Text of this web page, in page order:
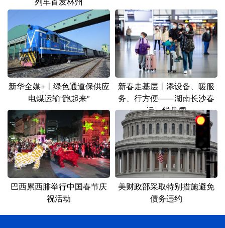
新华全媒+丨绿色通道保供应
电煤运输“跑起来”
新春走基层丨添设备、暖服
务、行方便——湖南长沙春
运一线见闻
巴西累西腓举行中国春节庆
祝活动
美财政部采取特别措施避免
债务违约